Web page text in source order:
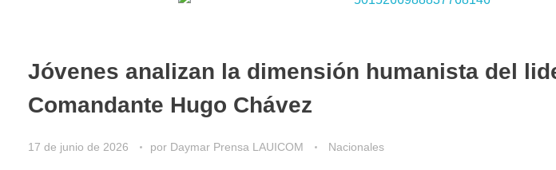
Jóvenes analizan la dimensión humanista del
Comandante Hugo Chávez
17 de junio de 2026 por Daymar Prensa LAUICOM Nacionales